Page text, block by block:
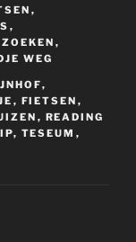
,
,
,
WEG
,
, FIETSEN ,
, READING
, TESEUM ,